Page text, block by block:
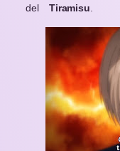
delTiramisu.